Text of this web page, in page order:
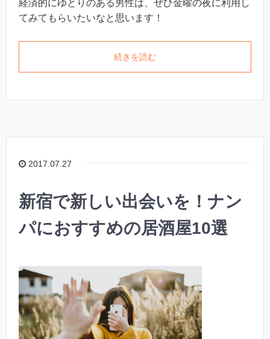
経済的にゆとりのある男性は、ぜひ金曜の夜に利用し
てみてもらいたいなと思います！
続きを読む
2017.07.27
新宿で新しい出会いを！ナン
パにおすすめの居酒屋10選